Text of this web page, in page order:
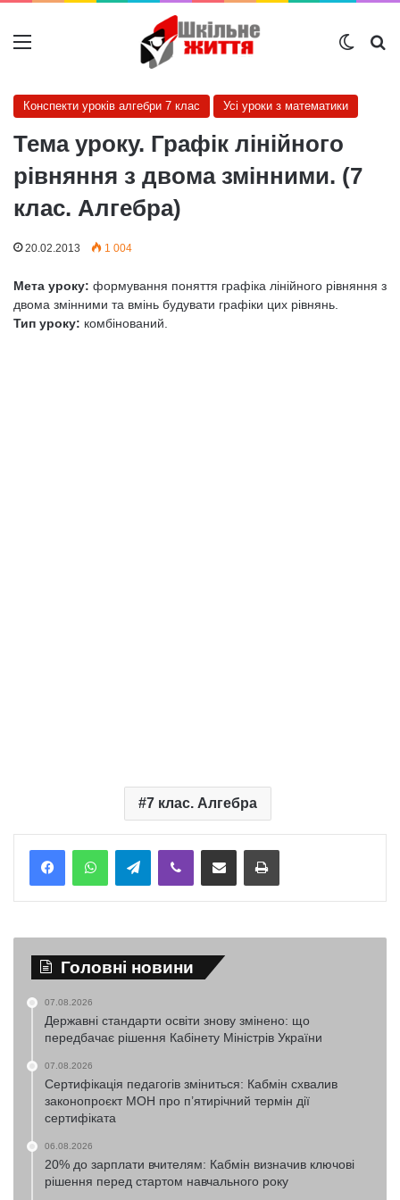
Меню
Конспекти уроків алгебри 7 клас Усі уроки з математики
Тема уроку. Графік лінійного
рівняння з двома змінними. (7
клас. Алгебра)
20.02.2013 1 004
Мета уроку: формування поняття графіка лінійного рівняння з
двома змінними та вмінь будувати графіки цих рівнянь.
Тип уроку: комбінований.
7 клас. Алгебра
TelegramViber Надіслати електронною поштоюНадрукувати
Головні новини
07.08.2026
Державні стандарти освіти знову змінено: що
передбачає рішення Кабінету Міністрів України
07.08.2026
Сертифікація педагогів зміниться: Кабмін схвалив
законопроєкт МОН про п’ятирічний термін дії
сертифіката
06.08.2026
20% до зарплати вчителям: Кабмін визначив ключові
рішення перед стартом навчального року